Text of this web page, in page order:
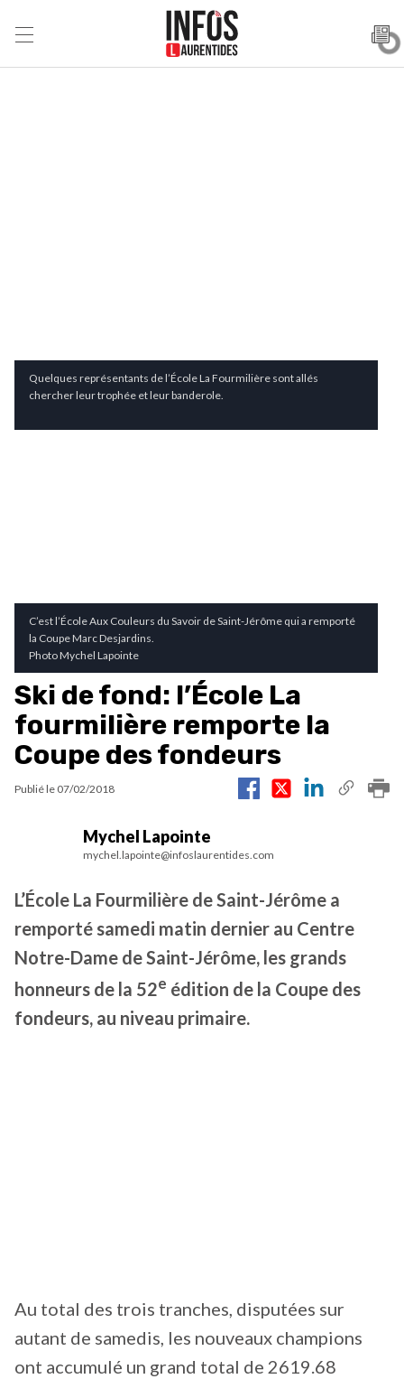
Quelques représentants de l’École La Fourmilière sont allés
chercher leur trophée et leur banderole.
C’est l’École Aux Couleurs du Savoir de Saint-Jérôme qui a remporté
la Coupe Marc Desjardins.
Photo Mychel Lapointe
Ski de fond: l’École La
fourmilière remporte la
Coupe des fondeurs
Publié le 07/02/2018
Mychel Lapointe
mychel.lapointe@infoslaurentides.com
L’École La Fourmilière de Saint-Jérôme a
remporté samedi matin dernier au Centre
Notre-Dame de Saint-Jérôme, les grands
honneurs de la 52e édition de la Coupe des
fondeurs, au niveau primaire.
Au total des trois tranches, disputées sur
autant de samedis, les nouveaux champions
ont accumulé un grand total de 2619.68